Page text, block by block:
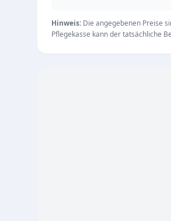
Die Team "N" Ambulanter
München ansässig. Von
Pflegeteam für Anfragen
Hinweis: Die angegebenen Preise
Pflegekasse kann der tatsächliche